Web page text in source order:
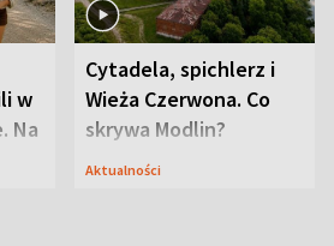
w
Na
Cytadela, spichlerz i
Wieża Czerwona. Co
skrywa Modlin?
Aktualności